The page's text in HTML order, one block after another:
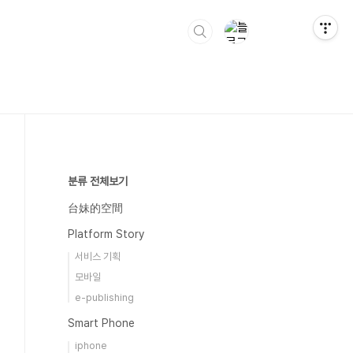
분류 전체보기
台妹的空間
Platform Story
서비스 기획
모바일
e-publishing
Smart Phone
iphone